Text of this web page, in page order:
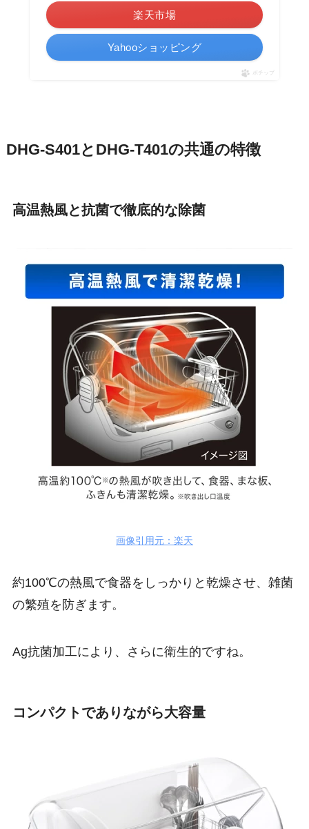
楽天市場
Yahooショッピング
ポチップ
DHG-S401とDHG-T401の共通の特徴
高温熱風と抗菌で徹底的な除菌
画像引用元：楽天
約100℃の熱風で食器をしっかりと乾燥させ、雑菌
の繁殖を防ぎます。
Ag抗菌加工により、さらに衛生的ですね。
コンパクトでありながら大容量